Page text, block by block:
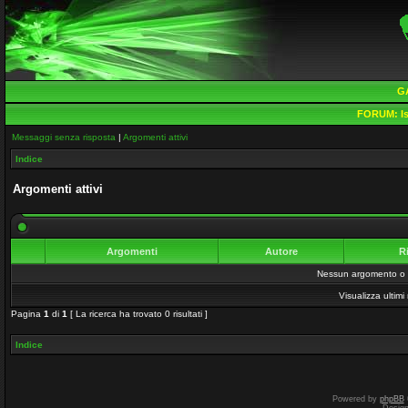
FORUM:
Messaggi senza risposta | Argomenti attivi
Indice
Argomenti attivi
Argomenti Autore
Nessun argomento o
Visualizza ultimi
Pagina 1 di 1 [ La ricerca ha trovato 0 risultati ]
Indice
Powered by phpBB